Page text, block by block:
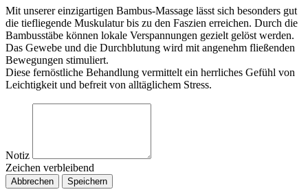
Mit unserer einzigartigen Bambus-Massage lässt sich besonders gut
die tiefliegende Muskulatur bis zu den Faszien erreichen. Durch die
Bambusstäbe können lokale Verspannungen gezielt gelöst werden.
Das Gewebe und die Durchblutung wird mit angenehm fließenden
Bewegungen stimuliert.
Diese fernöstliche Behandlung vermittelt ein herrliches Gefühl von
Leichtigkeit und befreit von alltäglichem Stress.
Notiz
Zeichen verbleibend
Abbrechen Speichern